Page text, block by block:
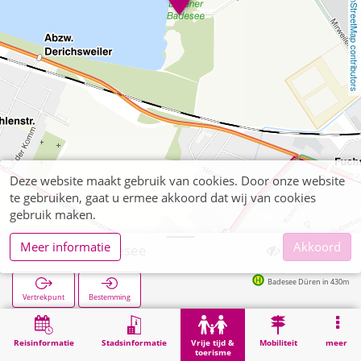
OpenStreetMap contributors
Reisinformatie Stadsinformatie
Vrije tijd &
toerisme
Mobiliteit meer
Dürener Badesee
Vertrekpunt Bestemming
Badesee Düren in 430m
Vrije tijd & toerisme Lokale recreatie Dürener Badesee
Deze website maakt gebruik van cookies. Door onze website
te gebruiken, gaat u ermee akkoord dat wij van cookies
gebruik maken.
Meer informatie
Akkoord